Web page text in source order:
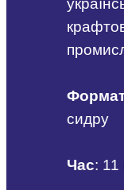
сидру
Час: 11